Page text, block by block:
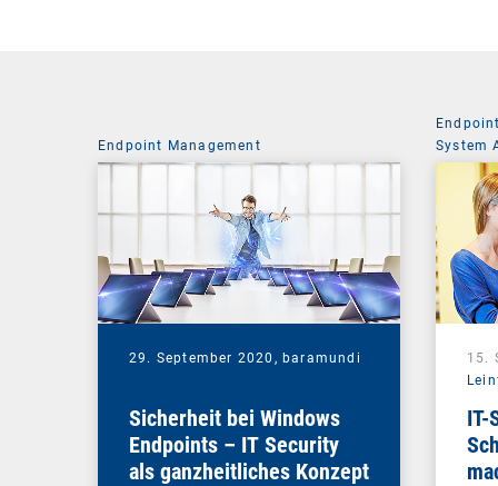
Endpoint Management
29. September 2020, baramundi
Sicherheit bei Windows
Endpoints – IT Security
als ganzheitliches Konzept
System
15.
IT-